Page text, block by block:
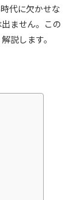
代に欠かせな
ません。この
説します。